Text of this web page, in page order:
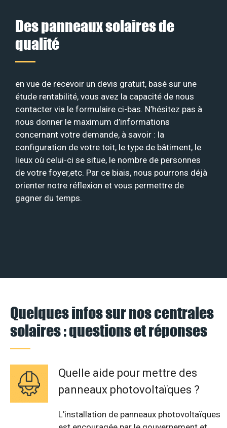
Des panneaux solaires de
qualité
en vue de recevoir un devis gratuit, basé sur une
étude rentabilité, vous avez la capacité de nous
contacter via le formulaire ci-bas. N’hésitez pas à
nous donner le maximum d’informations
concernant votre demande, à savoir : la
configuration de votre toit, le type de bâtiment, le
lieux où celui-ci se situe, le nombre de personnes
de votre foyer,etc. Par ce biais, nous pourrons déjà
orienter notre réflexion et vous permettre de
gagner du temps.
Quelques infos sur nos centrales
solaires : questions et réponses
Quelle aide pour mettre des
panneaux photovoltaïques ?
L'installation de panneaux photovoltaïques